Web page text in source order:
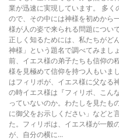
業が迅速に実現しています。 多
ので、その中には神様を初めから
様が人の姿で来られる問題につい
正しく知るためには、私たちがど
神様」という題名で調べてみまし
前、イエス様の弟子たちも信仰の
様を見極めて信仰を持つ人もいま
はフィリポが、イエス様に父なる
の時イエス様は『フィリポ、こん
っていないのか。わたしを見たも
に御父をお示しください」などと
た。フィリポは、イエス様が一般
が、自分の横に...